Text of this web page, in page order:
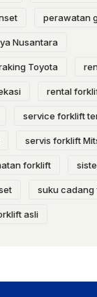
perawatan
Nusantara
Toyota
rental
service forklift
servis forklift
forklift
suku cadang
asli